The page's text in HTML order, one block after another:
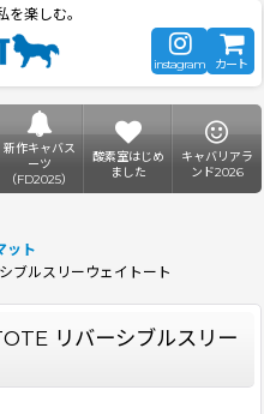
を楽しむ。
instagram カート
新作キャバス
ーツ
（FD2025）
酸素室はじめ
ました
キャバリアラ
ンド2026
ット
ブルスリーウェイトート
リバーシブルスリー